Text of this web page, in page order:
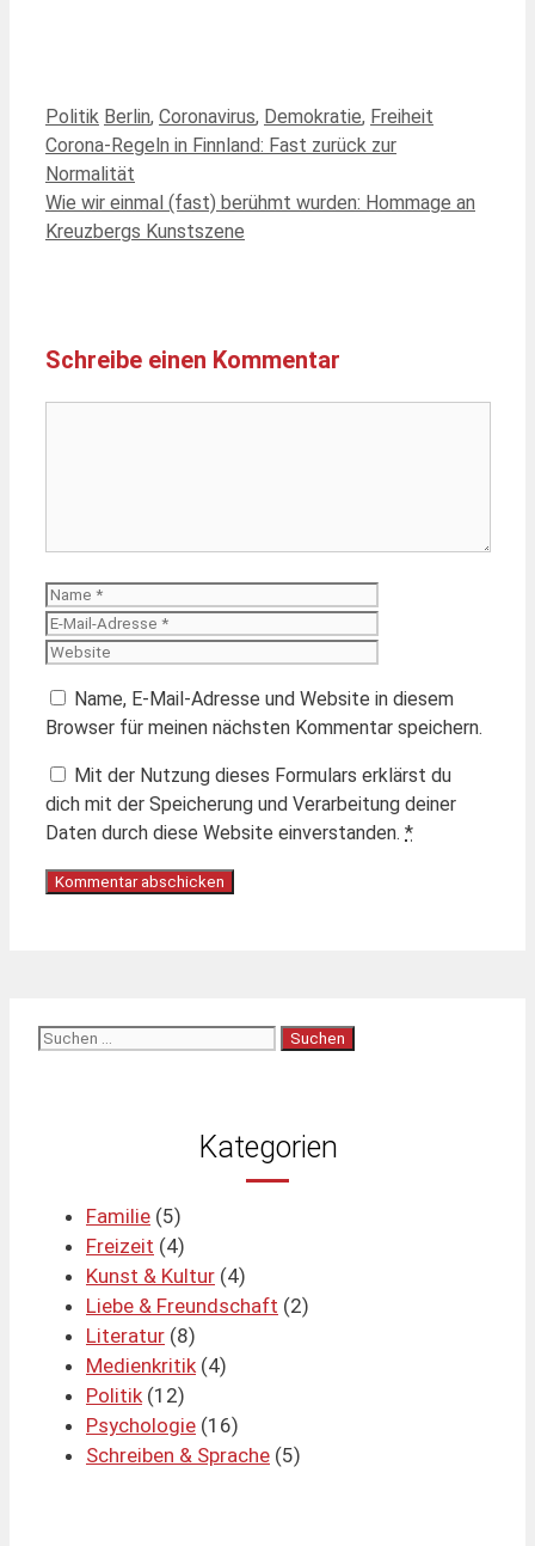
Kategorien
Politik Schlagwörter
Berlin, Coronavirus, Demokratie, Freiheit
Corona-Regeln in Finnland: Fast zurück zur
Normalität
Wie wir einmal (fast) berühmt wurden: Hommage an
Kreuzbergs Kunstszene
Schreibe einen Kommentar
Name
Name, E-Mail-Adresse und Website in diesem
Browser für meinen nächsten Kommentar speichern.
Mit der Nutzung dieses Formulars erklärst du
dich mit der Speicherung und Verarbeitung deiner
Daten durch diese Website einverstanden. *
Suchen
Kategorien
Familie (5)
Freizeit (4)
Kunst & Kultur (4)
Liebe & Freundschaft (2)
Literatur (8)
Medienkritik (4)
Politik (12)
Psychologie (16)
Schreiben & Sprache (5)